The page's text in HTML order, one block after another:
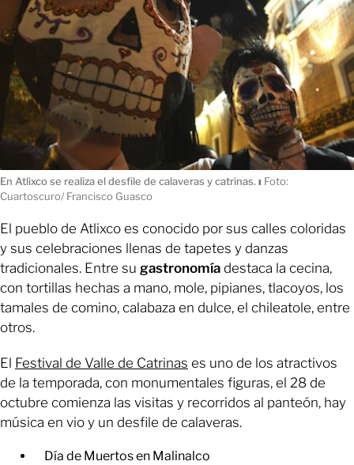
En Atlixco se realiza el desfile de calaveras y catrinas.ı Foto:
Cuartoscuro/ Francisco Guasco
El pueblo de Atlixco es conocido por sus calles coloridas
y sus celebraciones llenas de tapetes y danzas
tradicionales. Entre su gastronomía destaca la cecina,
con tortillas hechas a mano, mole, pipianes, tlacoyos, los
tamales de comino, calabaza en dulce, el chileatole, entre
otros.
El Festival de Valle de Catrinas es uno de los atractivos
de la temporada, con monumentales figuras, el 28 de
octubre comienza las visitas y recorridos al panteón, hay
música en vio y un desfile de calaveras.
Día de Muertos en Malinalco